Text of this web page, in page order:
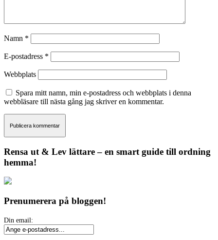
Namn *
E-postadress *
Webbplats
Spara mitt namn, min e-postadress och webbplats i denna
webbläsare till nästa gång jag skriver en kommentar.
Rensa ut & Lev lättare – en smart guide till ordning
hemma!
Prenumerera på bloggen!